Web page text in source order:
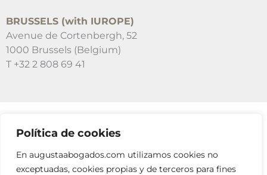
Política de cookies
En augustaabogados.com utilizamos cookies no
exceptuadas, cookies propias y de terceros para fines
BRUSSELS (with IUROPE)
Avenue de Cortenbergh, 52
1000 Brussels (Belgium)
T +32 2 808 69 41
SUSCRÍBETE A NUESTRAS NEWSLETTERS
RELLENA EL FORMULARIO